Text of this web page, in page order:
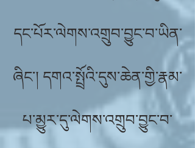
དང་པོར་ལེགས་འགྲུབ་བྱུང་བ་ཡིན་
ཞིང་། དགའ་སྤྲོའི་དུས་ཆེན་གྱི་རྣམ་
པ་མྱུར་དུ་ལེགས་འགྲུབ་བྱུང་བ་